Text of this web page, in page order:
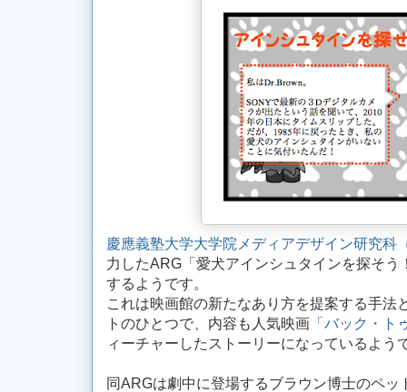
慶應義塾大学大学院メディアデザイン研究科
力したARG「愛犬アインシュタインを探そ
するようです。
これは映画館の新たなあり方を提案する手法
トのひとつで、内容も人気映画 「バック・ト
ィーチャーしたストーリーになっているよう
同ARGは劇中に登場するブラウン博士のペ